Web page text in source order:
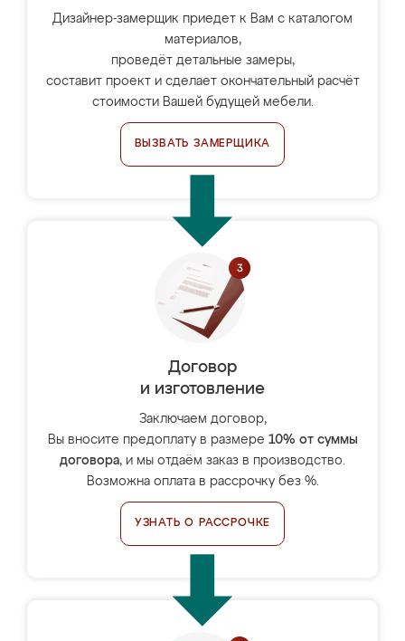
Дизайнер-замерщик приедет к Вам с каталогом
материалов,
проведёт детальные замеры,
составит проект и сделает окончательный расчёт
стоимости Вашей будущей мебели.
ВЫЗВАТЬ ЗАМЕРЩИКА
Договор
и изготовление
Заключаем договор,
Вы вносите предоплату в размере 10% от суммы
договора, и мы отдаём заказ в производство.
Возможна оплата в рассрочку без %.
УЗНАТЬ О РАССРОЧКЕ